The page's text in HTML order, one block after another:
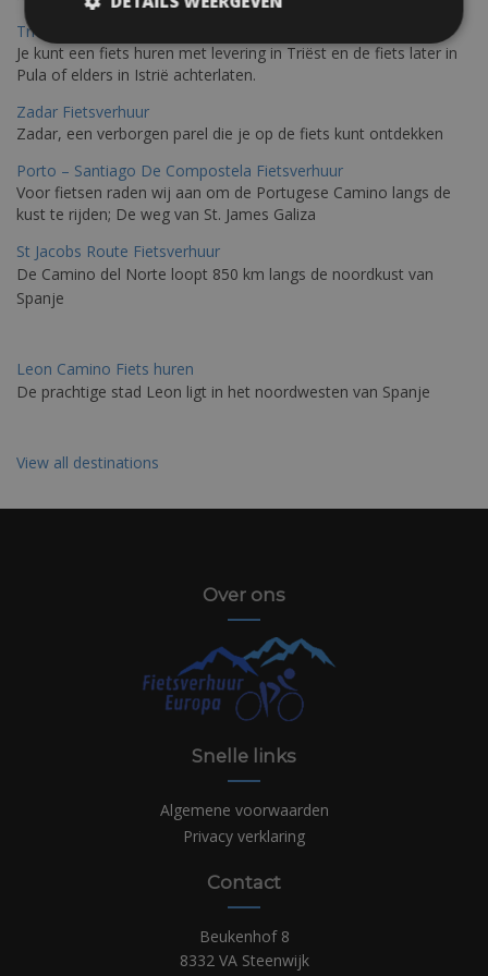
Trieste-Pula Fietsverhuur
Je kunt een fiets huren met levering in Triëst en de fiets later in
Pula of elders in Istrië achterlaten.
Zadar Fietsverhuur
Zadar, een verborgen parel die je op de fiets kunt ontdekken
Porto – Santiago De Compostela Fietsverhuur
Voor fietsen raden wij aan om de Portugese Camino langs de
kust te rijden; De weg van St. James Galiza
St Jacobs Route Fietsverhuur
De Camino del Norte loopt 850 km langs de noordkust van
Spanje
Leon Camino Fiets huren
De prachtige stad Leon ligt in het noordwesten van Spanje
View all destinations
Over ons
Snelle links
Algemene voorwaarden
Privacy verklaring
Contact
Beukenhof 8
8332 VA Steenwijk